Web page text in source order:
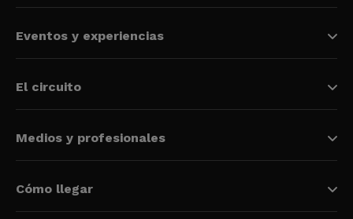
Eventos y experiencias
El circuito
Medios y profesionales
Cómo llegar